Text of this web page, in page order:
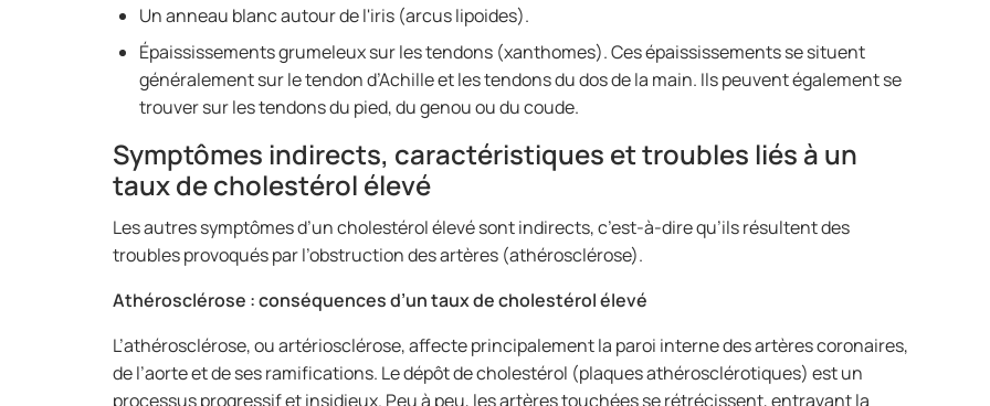
Un anneau blanc autour de l'iris (arcus lipoides).
Épaississements grumeleux sur les tendons (xanthomes). Ces épaississements se situent
généralement sur le tendon d’Achille et les tendons du dos de la main. Ils peuvent également se
trouver sur les tendons du pied, du genou ou du coude.
Symptômes indirects, caractéristiques et troubles liés à un
taux de cholestérol élevé
Les autres symptômes d’un cholestérol élevé sont indirects, c’est-à-dire qu’ils résultent des
troubles provoqués par l’obstruction des artères (athérosclérose).
Athérosclérose : conséquences d’un taux de cholestérol élevé
L’athérosclérose, ou artériosclérose, affecte principalement la paroi interne des artères coronaires,
de l’aorte et de ses ramifications. Le dépôt de cholestérol (plaques athérosclérotiques) est un
processus progressif et insidieux. Peu à peu, les artères touchées se rétrécissent, entravant la